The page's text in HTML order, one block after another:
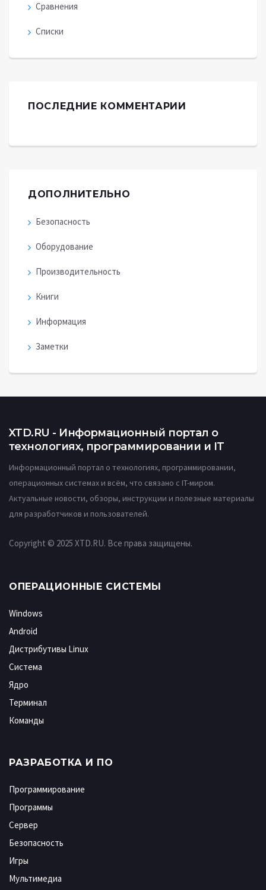
Сравнения
Списки
ПОСЛЕДНИЕ КОММЕНТАРИИ
ДОПОЛНИТЕЛЬНО
Безопасность
Оборудование
Производительность
Книги
Информация
Заметки
XTD.RU - Информационный портал о
технологиях, программировании и IT
Информационный портал о технологиях, программировании,
операционных системах и всём, что связано с IT-миром.
Актуальные новости, обзоры, инструкции и полезные материалы
для разработчиков и пользователей.
Copyright © 2025 XTD.RU. Все права защищены.
ОПЕРАЦИОННЫЕ СИСТЕМЫ
Windows
Android
Дистрибутивы Linux
Система
Ядро
Терминал
Команды
РАЗРАБОТКА И ПО
Программирование
Программы
Сервер
Безопасность
Игры
Мультимедиа